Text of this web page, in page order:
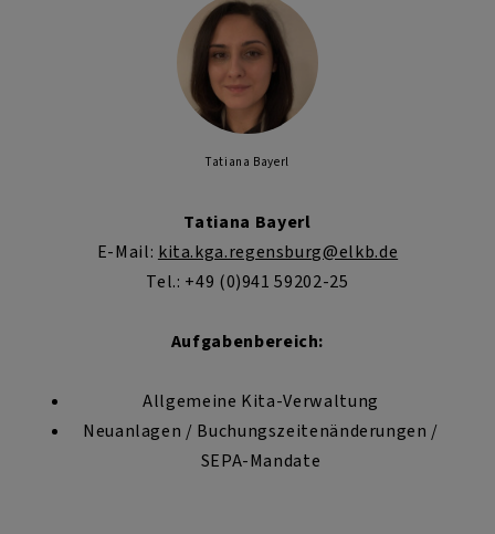
Tatiana Bayerl
Tatiana Bayerl
E-Mail: kita.kga.regensburg@elkb.de
Tel.: +49 (0)941 59202-25
Aufgabenbereich:
Allgemeine Kita-Verwaltung
Neuanlagen / Buchungszeitenänderungen /
SEPA-Mandate